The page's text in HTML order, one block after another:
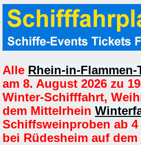
Alle Rhein-in-Flammen-
am 8. August 2026 zu
Winter-Schifffahrt,
dem Mittelrhein
Schiffsweinproben ab 4
bei Rüdesheim auf dem